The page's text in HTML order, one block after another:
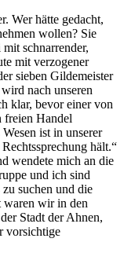
Wer hätte gedacht,
wollen? Sie
schnarrender,
mit verzogener
sieben Gildemeister
nach unseren
klar, bevor einer von
freien Handel
ist in unserer
hält.“
wendete mich an die
und ich sind
suchen und die
waren wir in den
Stadt der Ahnen,
vorsichtige